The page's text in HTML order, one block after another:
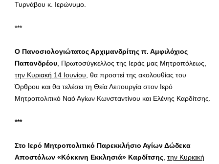
Τυρνάβου κ. Ιερώνυμο.
***
Ο Πανοσιολογιώτατος Αρχιμανδρίτης π. Αμφιλόχιος
Παπανδρέου, Πρωτοσύγκελλος της Ιεράς μας Μητροπόλεως,
την Κυριακή 14 Ιουνίου, θα προστεί της ακολουθίας του
Όρθρου και θα τελέσει τη Θεία Λειτουργία στον Ιερό
Μητροπολιτικό Ναό Αγίων Κωνσταντίνου και Ελένης Καρδίτσης.
***
Στο Ιερό Μητροπολιτικό Παρεκκλήσιο Αγίων Δώδεκα
Αποστόλων «Κόκκινη Εκκλησιά» Καρδίτσης, την Κυριακή